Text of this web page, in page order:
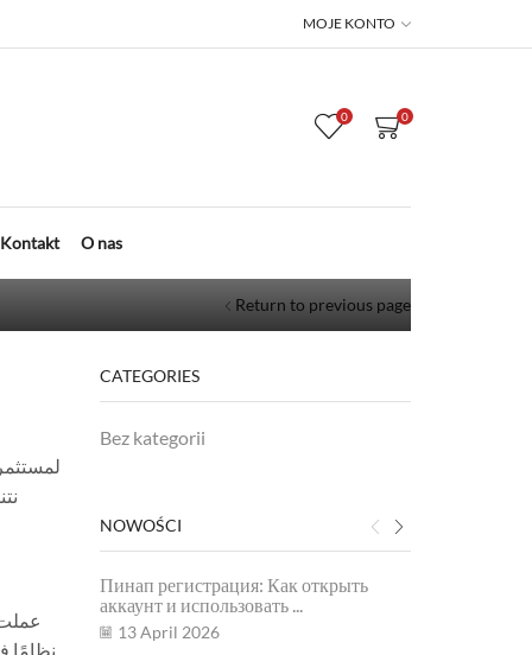
MOJE KONTO
0 0
Kontakt O nas
Return to previous page
نظامًا
CATEGORIES
Bez kategorii
NOWOŚCI
Пинап регистрация: Как открыть
аккаунт и использовать ...
13 April 2026